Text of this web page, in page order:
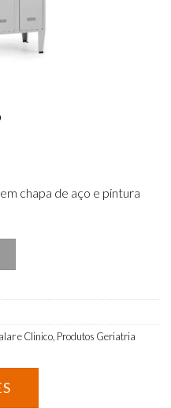
chapa de aço e pintura
e Clinico Produtos Geriatria